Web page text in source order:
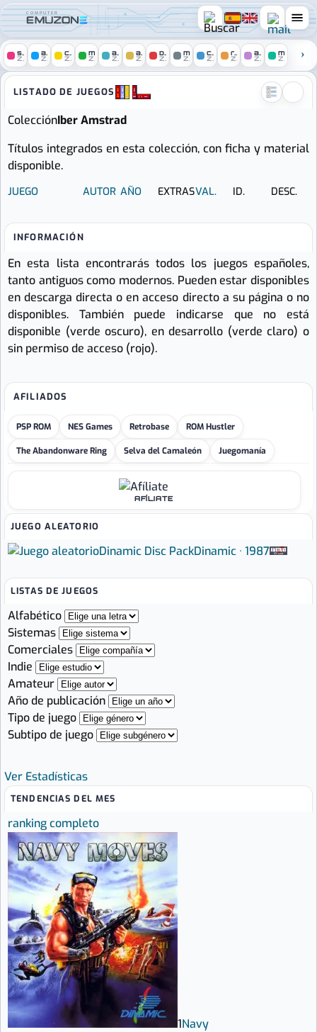
COMPUTER
spectrum amstrad c64 atari amiga pc console remakes arcade
Computer Emuzone ::
LISTADO DE JUEGOS
ColecciónIber Amstrad
Títulos integrados en esta colección, con ficha y material
disponible.
JUEGO AUTOR AÑO EXTRASVAL. ID. DESC.
INFORMACIÓN
En esta lista encontrarás todos los juegos españoles,
tanto antiguos como modernos. Pueden estar disponibles
en descarga directa o en acceso directo a su página o no
disponibles. También puede indicarse que no está
disponible (verde oscuro), en desarrollo (verde claro) o
sin permiso de acceso (rojo).
AFILIADOS
PSP ROM NES Games Retrobase ROM Hustler
The Abandonware Ring Selva del Camaleón Juegomanía
AFÍLIATE
JUEGO ALEATORIO
Dinamic Disc PackDinamic · 1987
LISTAS DE JUEGOS
Alfabético
Sistemas
Comerciales
Indie
Amateur
Año de publicación
Tipo de juego
Subtipo de juego
Ver Estadísticas
TENDENCIAS DEL MES
ranking completo
1Navy